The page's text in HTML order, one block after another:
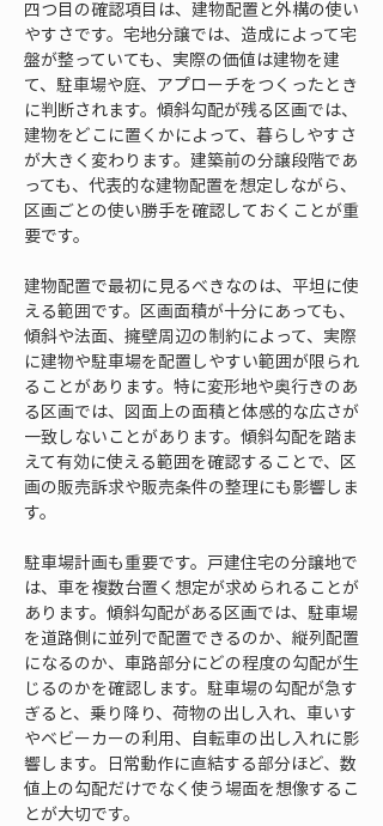
四つ目の確認項目は、建物配置と外構の使い
やすさです。宅地分譲では、造成によって宅
盤が整っていても、実際の価値は建物を建
て、駐車場や庭、アプローチをつくったとき
に判断されます。傾斜勾配が残る区画では、
建物をどこに置くかによって、暮らしやすさ
が大きく変わります。建築前の分譲段階であ
っても、代表的な建物配置を想定しながら、
区画ごとの使い勝手を確認しておくことが重
要です。
建物配置で最初に見るべきなのは、平坦に使
える範囲です。区画面積が十分にあっても、
傾斜や法面、擁壁周辺の制約によって、実際
に建物や駐車場を配置しやすい範囲が限られ
ることがあります。特に変形地や奥行きのあ
る区画では、図面上の面積と体感的な広さが
一致しないことがあります。傾斜勾配を踏ま
えて有効に使える範囲を確認することで、区
画の販売訴求や販売条件の整理にも影響しま
す。
駐車場計画も重要です。戸建住宅の分譲地で
は、車を複数台置く想定が求められることが
あります。傾斜勾配がある区画では、駐車場
を道路側に並列で配置できるのか、縦列配置
になるのか、車路部分にどの程度の勾配が生
じるのかを確認します。駐車場の勾配が急す
ぎると、乗り降り、荷物の出し入れ、車いす
やベビーカーの利用、自転車の出し入れに影
響します。日常動作に直結する部分ほど、数
値上の勾配だけでなく使う場面を想像するこ
とが大切です。